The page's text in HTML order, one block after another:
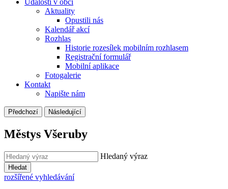
Události v obci
Aktuality
Opustili nás
Kalendář akcí
Rozhlas
Historie rozesílek mobilním rozhlasem
Registrační formulář
Mobilní aplikace
Fotogalerie
Kontakt
Napište nám
Předchozí Následující
Městys Všeruby
Hledaný výraz
Hledat
rozšířené vyhledávání